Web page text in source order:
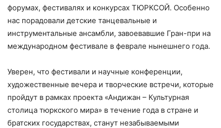
форумах, фестивалях и конкурсах ТЮРКСОЙ. Особенно
нас порадовали детские танцевальные и
инструментальные ансамбли, завоевавшие Гран-при на
международном фестивале в феврале нынешнего года.
Уверен, что фестивали и научные конференции,
художественные вечера и творческие встречи, которые
пройдут в рамках проекта «Андижан – Культурная
столица тюркского мира» в течение года в стране и
братских государствах, станут незабываемыми